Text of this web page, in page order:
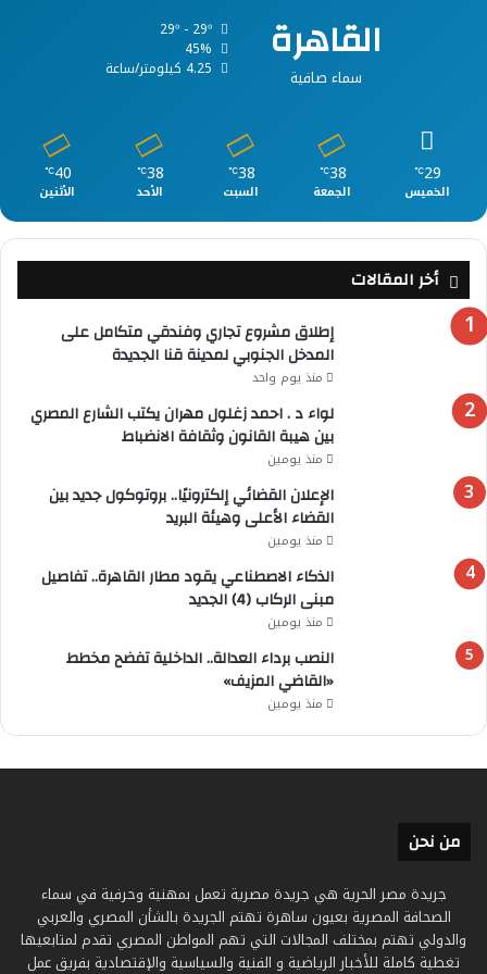
القاهرة
سماء صافية
45%
4.25 كيلومتر/ساعة
29
℃
الخميس
38
℃
الجمعة
38
℃
السبت
38
℃
الأحد
40
℃
الأثنين
أخر المقالات
إطلاق مشروع تجاري وفندقي متكامل على
المدخل الجنوبي لمدينة قنا الجديدة
منذ يوم واحد
لواء د . احمد زغلول مهران يكتب الشارع المصري
بين هيبة القانون وثقافة الانضباط
منذ يومين
الإعلان القضائي إلكترونيًا.. بروتوكول جديد بين
القضاء الأعلى وهيئة البريد
منذ يومين
الذكاء الاصطناعي يقود مطار القاهرة.. تفاصيل
مبنى الركاب (4) الجديد
منذ يومين
النصب برداء العدالة.. الداخلية تفضح مخطط
«القاضي المزيف»
منذ يومين
من نحن
جريدة مصر الحرية هي جريدة مصرية تعمل بمهنية وحرفية في سماء
الصحافة المصرية بعيون ساهرة تهتم الجريدة بالشأن المصري والعربي
والدولي تهتم بمختلف المجالات التي تهم المواطن المصري تقدم لمتابعيها
تغطية كاملة للأخبار الرياضية و الفنية والسياسية والإقتصادية بفريق عمل